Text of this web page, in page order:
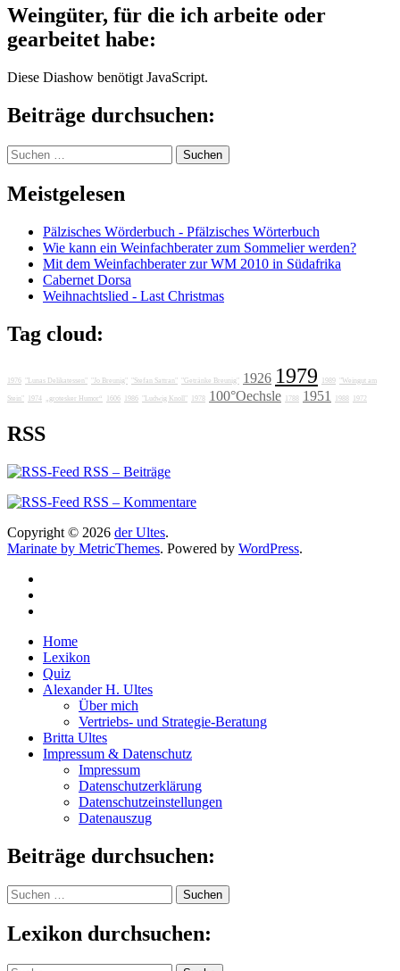
Weingüter, für die ich arbeite oder
gearbeitet habe:
Diese Diashow benötigt JavaScript.
Beiträge durchsuchen:
Suchen
nach:
Meistgelesen
Pälzisches Wörderbuch - Pfälzisches Wörterbuch
Wie kann ein Weinfachberater zum Sommelier werden?
Mit dem Weinfachberater zur WM 2010 in Südafrika
Cabernet Dorsa
Weihnachtslied - Last Christmas
Tag cloud:
1976 "Lunas Delikatessen" "Jo Breunig" "Stefan Sattran" "Getränke Breunig" 1926 1979 1989 "Weingut am
Stein" 1974 „grotesker Humor“ 1606 1986 "Ludwig Knoll" 1978 100°Oechsle 1788 1951 1988 1972
RSS
RSS – Beiträge
RSS – Kommentare
Copyright © 2026 der Ultes.
Marinate by MetricThemes. Powered by WordPress.
Home
Lexikon
Quiz
Alexander H. Ultes
Über mich
Vertriebs- und Strategie-Beratung
Britta Ultes
Impressum & Datenschutz
Impressum
Datenschutzerklärung
Datenschutzeinstellungen
Datenauszug
Beiträge durchsuchen:
Suchen
nach:
Lexikon durchsuchen: